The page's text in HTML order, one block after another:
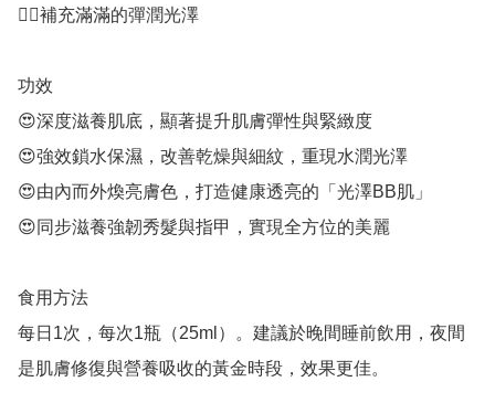
👍🏻補充滿滿的彈潤光澤
功效
😍深度滋養肌底，顯著提升肌膚彈性與緊緻度
😍強效鎖水保濕，改善乾燥與細紋，重現水潤光澤
😍由內而外煥亮膚色，打造健康透亮的「光澤BB肌」
😍同步滋養強韌秀髮與指甲，實現全方位的美麗
食用方法
每日1次，每次1瓶（25ml）。建議於晚間睡前飲用，夜間
是肌膚修復與營養吸收的黃金時段，效果更佳。